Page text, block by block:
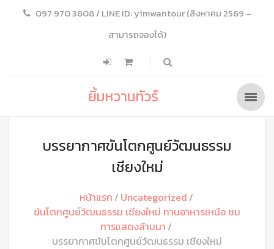
097 970 3808 / LINE ID: yimwantour (สิงหาคม 2569 –
สามารถจองได้)
ยิ้มหวานทัวร์
บรรยากาศขันโตกศูนย์วัฒนธรรม
เชียงใหม่
หน้าแรก
Uncategorized
ขันโตกศูนย์วัฒนธรรม เชียงใหม่ ทานอาหารเหนือ ชม
การแสดงล้านนา
บรรยากาศขันโตกศูนย์วัฒนธรรม เชียงใหม่